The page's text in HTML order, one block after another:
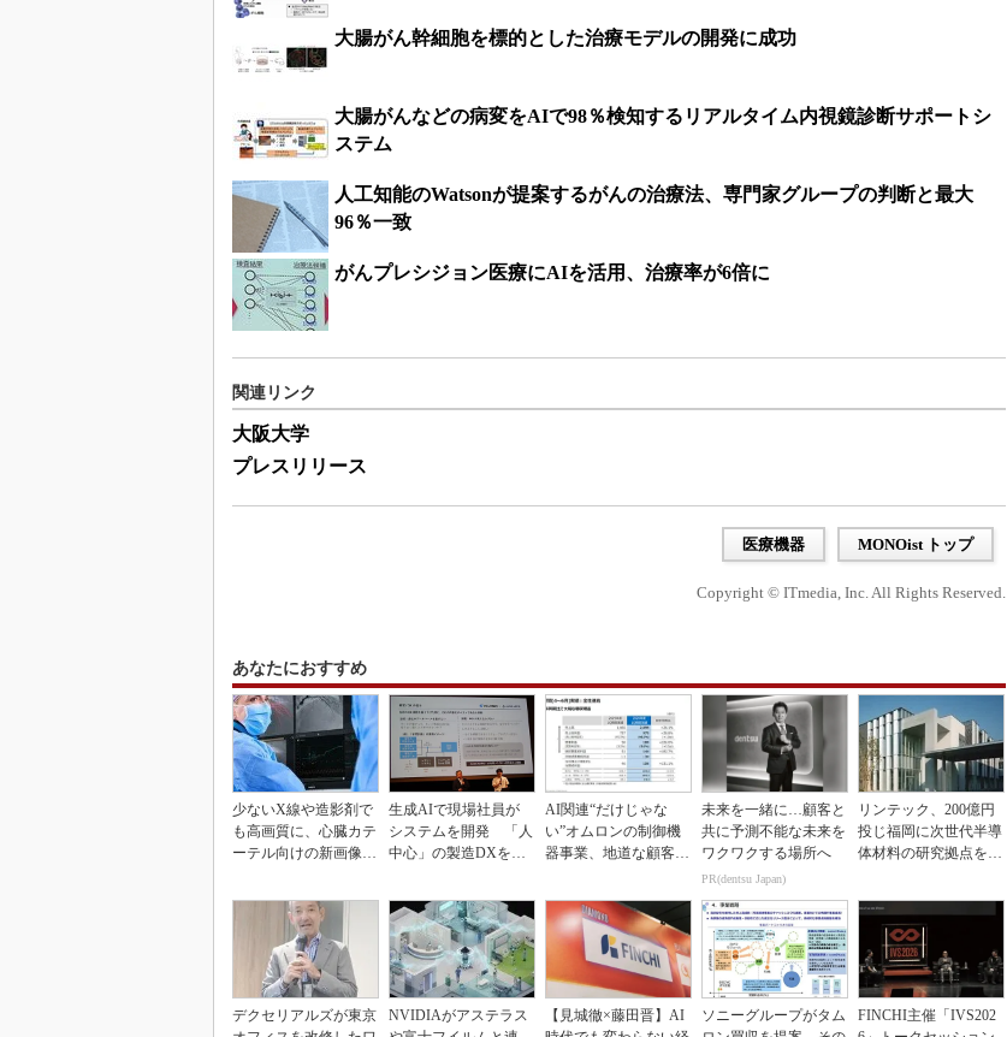
大腸がん幹細胞を標的とした治療モデルの開発に成功
大腸がんなどの病変をAIで98％検知するリアルタイム内視鏡診断サポートシ
ステム
人工知能のWatsonが提案するがんの治療法、専門家グループの判断と最大
96％一致
がんプレシジョン医療にAIを活用、治療率が6倍に
関連リンク
大阪大学
プレスリリース
医療機器 MONOist トップ
Copyright © ITmedia, Inc. All Rights Reserved.
あなたにおすすめ
少ないX線や造影剤で
も高画質に、心臓カテ
ーテル向けの新画像技
生成AIで現場社員が
システムを開発 「人
中心」の製造DXを自
AI関連“だけじゃな
い”オムロンの制御機
器事業、地道な顧客基
未来を一緒に…顧客と
共に予測不能な未来を
ワクワクする場所へ
PR(dentsu Japan)
リンテック、200億円
投じ福岡に次世代半導
体材料の研究拠点を開
デクセリアルズが東京
NVIDIAがアステラス
【見城徹×藤田晋】AI
ソニーグループがタム
FINCHI主催「IVS202